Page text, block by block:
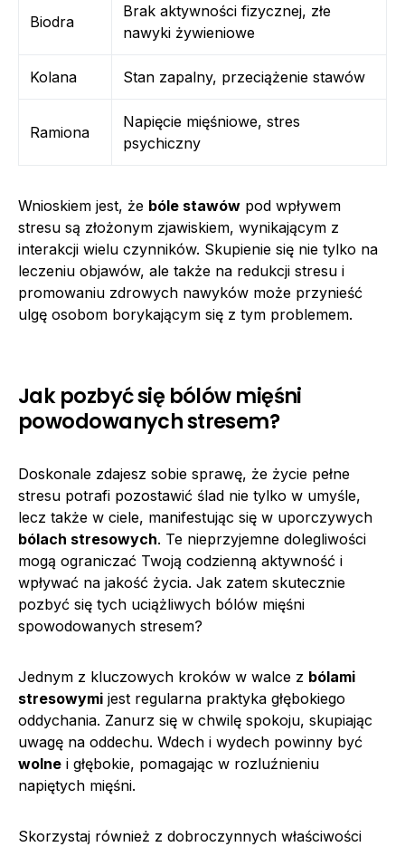
Biodra
Brak aktywności fizycznej, złe
nawyki żywieniowe
Kolana Stan zapalny, przeciążenie stawów
Ramiona
Napięcie mięśniowe, stres
psychiczny
Wnioskiem jest, że bóle stawów pod wpływem
stresu są złożonym zjawiskiem, wynikającym z
interakcji wielu czynników. Skupienie się nie tylko na
leczeniu objawów, ale także na redukcji stresu i
promowaniu zdrowych nawyków może przynieść
ulgę osobom borykającym się z tym problemem.
Jak pozbyć się bólów mięśni
powodowanych stresem?
Doskonale zdajesz sobie sprawę, że życie pełne
stresu potrafi pozostawić ślad nie tylko w umyśle,
lecz także w ciele, manifestując się w uporczywych
bólach stresowych. Te nieprzyjemne dolegliwości
mogą ograniczać Twoją codzienną aktywność i
wpływać na jakość życia. Jak zatem skutecznie
pozbyć się tych uciążliwych bólów mięśni
spowodowanych stresem?
Jednym z kluczowych kroków w walce z bólami
stresowymi jest regularna praktyka głębokiego
oddychania. Zanurz się w chwilę spokoju, skupiając
uwagę na oddechu. Wdech i wydech powinny być
wolne i głębokie, pomagając w rozluźnieniu
napiętych mięśni.
Skorzystaj również z dobroczynnych właściwości